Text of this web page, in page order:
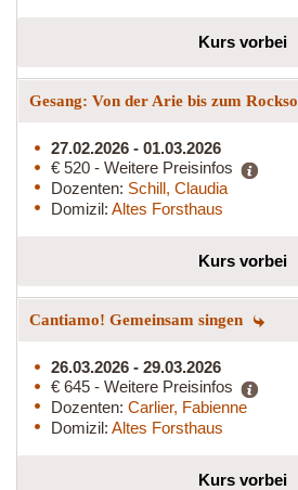
Kurs vorbei
Gesang: Von der Arie bis zum
27.02.2026 - 01.03.2026
€ 520 - Weitere Preisinfos
Dozenten: Schill, Claudia
Domizil: Altes Forsthaus
Kurs vorbei
Cantiamo! Gemeinsam singen
26.03.2026 - 29.03.2026
€ 645 - Weitere Preisinfos
Dozenten: Carlier, Fabienne
Domizil: Altes Forsthaus
Kurs vorbei